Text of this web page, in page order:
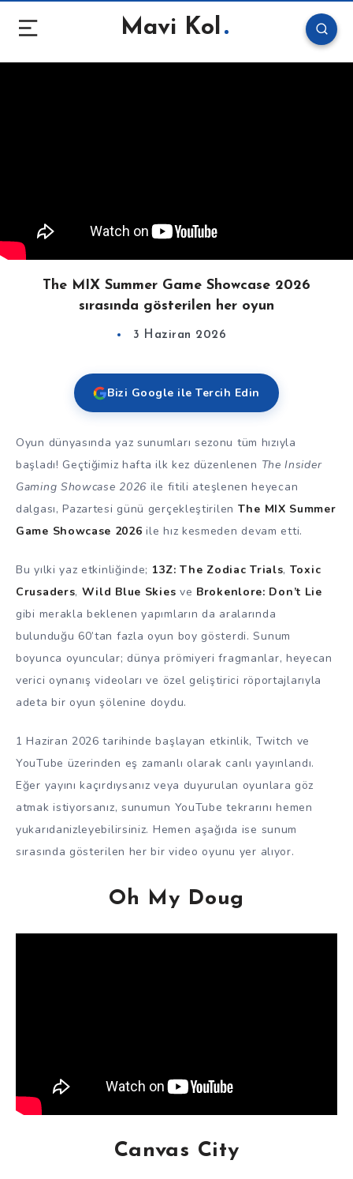
Mavi Kol
The MIX Summer Game Showcase 2026
sırasında gösterilen her oyun
3 Haziran 2026
Bizi Google ile Tercih Edin
Oyun dünyasında yaz sunumları sezonu tüm hızıyla
başladı! Geçtiğimiz hafta ilk kez düzenlenen The Insider
Gaming Showcase 2026 ile fitili ateşlenen heyecan
dalgası, Pazartesi günü gerçekleştirilen The MIX Summer
Game Showcase 2026 ile hız kesmeden devam etti.
Bu yılki yaz etkinliğinde; 13Z: The Zodiac Trials, Toxic
Crusaders, Wild Blue Skies ve Brokenlore: Don’t Lie
gibi merakla beklenen yapımların da aralarında
bulunduğu 60’tan fazla oyun boy gösterdi. Sunum
boyunca oyuncular; dünya prömiyeri fragmanlar, heyecan
verici oynanış videoları ve özel geliştirici röportajlarıyla
adeta bir oyun şölenine doydu.
1 Haziran 2026 tarihinde başlayan etkinlik, Twitch ve
YouTube üzerinden eş zamanlı olarak canlı yayınlandı.
Eğer yayını kaçırdıysanız veya duyurulan oyunlara göz
atmak istiyorsanız, sunumun YouTube tekrarını hemen
yukarıdanizleyebilirsiniz. Hemen aşağıda ise sunum
sırasında gösterilen her bir video oyunu yer alıyor.
Oh My Doug
Canvas City